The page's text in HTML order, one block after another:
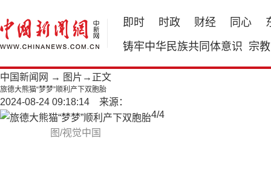
即时 时政 财经 同心
铸牢中华民族共同体意识 宗教
中国新闻网 → 图片 →正文
旅德大熊猫“梦梦”顺利产下双胞胎
2024-08-24 09:18:14 来源：
图/视觉中国
4/4